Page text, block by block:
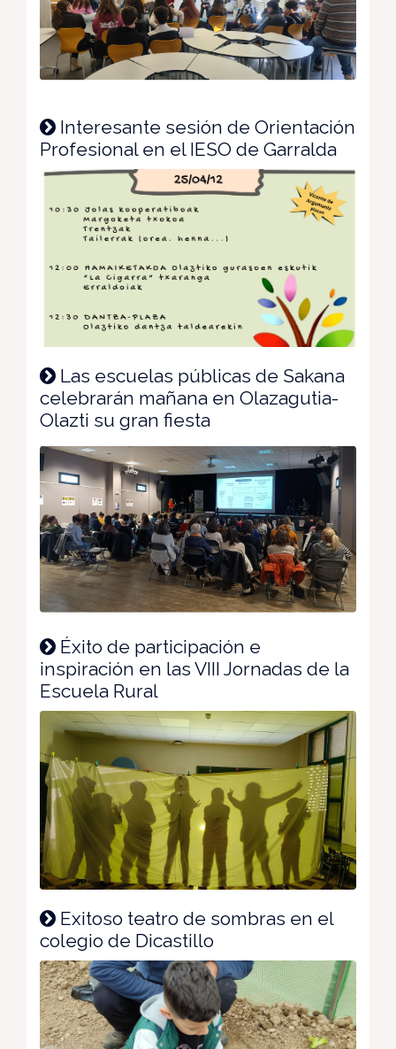
Interesante sesión de Orientación
Profesional en el IESO de Garralda
Las escuelas públicas de Sakana
celebrarán mañana en Olazagutia-
Olazti su gran fiesta
Éxito de participación e
inspiración en las VIII Jornadas de la
Escuela Rural
Exitoso teatro de sombras en el
colegio de Dicastillo